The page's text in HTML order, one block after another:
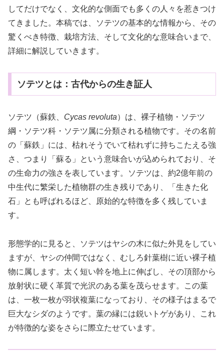
してだけでなく、文化的な側面でも多くの人々を惹きつけ
てきました。本稿では、ソテツの基本的な情報から、その
驚くべき特徴、栽培方法、そして文化的な意味合いまで、
詳細に解説していきます。
ソテツとは：古代からの生き証人
ソテツ（蘇鉄、 Cycas revoluta）は、裸子植物・ソテツ
綱・ソテツ科・ソテツ属に分類される植物です。その名前
の「蘇鉄」には、枯れそうでいて枯れずに持ちこたえる強
さ、つまり「蘇る」という意味合いが込められており、そ
の生命力の強さを表しています。ソテツは、約2億年前の
中生代に繁栄した植物群の生き残りであり、「生きた化
石」とも呼ばれるほど、原始的な特徴を多く残していま
す。
形態学的に見ると、ソテツはヤシの木に似た外見をしてい
ますが、ヤシの仲間ではなく、むしろ針葉樹に近い裸子植
物に属します。太く短い幹を地上に伸ばし、その頂部から
放射状に硬く革質で光沢のある葉を茂らせます。この葉
は、一枚一枚が羽状複葉になっており、その様子はまるで
巨大なシダのようです。葉の縁には鋭いトゲがあり、これ
が特徴的な姿をさらに際立たせています。